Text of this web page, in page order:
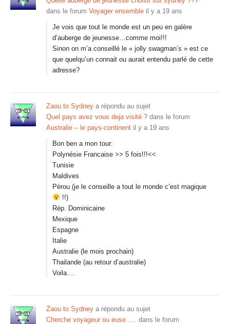
dans le forum Voyager ensemble il y a 19 ans
Je vois que tout le monde est un peu en galère
d’auberge de jeunesse…comme moi!!!
Sinon on m’a conseillé le « jolly swagman’s » est ce
que quelqu’un connait ou aurait entendu parlé de cette
adresse?
Zaou to Sydney a répondu au sujet
Quel pays avez vous deja visité ? dans le forum
Australie – le pays-continent il y a 19 ans
Bon ben a mon tour:
Polynésie Francaise >> 5 fois!!!<<
Tunisie
Maldives
Pérou (je le conseille a tout le monde c’est magique
!!)
Rép. Dominicaine
Mexique
Espagne
Italie
Australie (le mois prochain)
Thailande (au retour d’australie)
Voila….
Zaou to Sydney a répondu au sujet
Cherche voyageur ou euse …. dans le forum